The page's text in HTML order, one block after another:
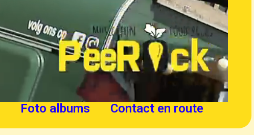
Foto albums Contact en route